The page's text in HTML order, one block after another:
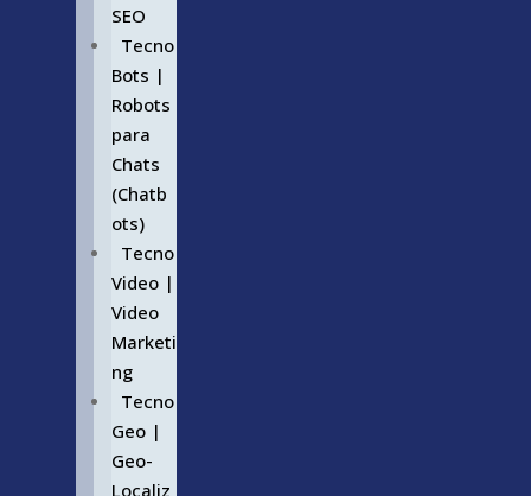
SEO
Tecno
Bots |
Robots
para
Chats
(Chatb
ots)
Tecno
Video |
Video
Marketi
ng
Tecno
Geo |
Geo-
Localiz